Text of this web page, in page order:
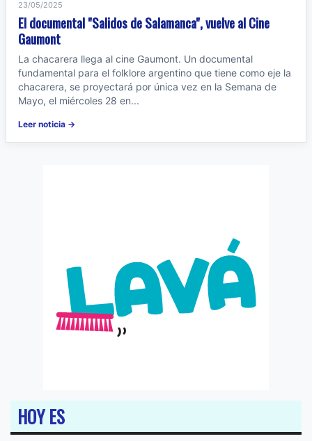
23/05/2025
El documental "Salidos de Salamanca", vuelve al Cine
Gaumont
La chacarera llega al cine Gaumont. Un documental
fundamental para el folklore argentino que tiene como eje la
chacarera, se proyectará por única vez en la Semana de
Mayo, el miércoles 28 en...
Leer noticia →
HOY ES